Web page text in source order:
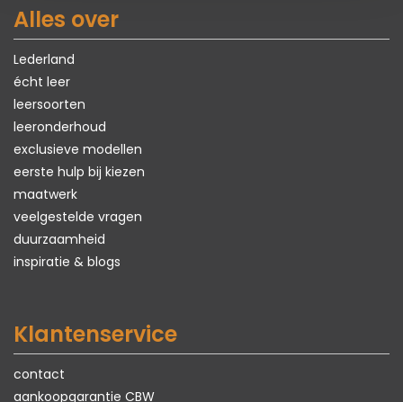
Alles over
Lederland
écht leer
leersoorten
leeronderhoud
exclusieve modellen
eerste hulp bij kiezen
maatwerk
veelgestelde vragen
duurzaamheid
inspiratie & blogs
Klantenservice
contact
aankoopgarantie CBW